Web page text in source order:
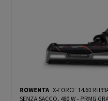
ROWENTA X-FORCE 14.60
SENZA SACCO, 480 W - PRMG